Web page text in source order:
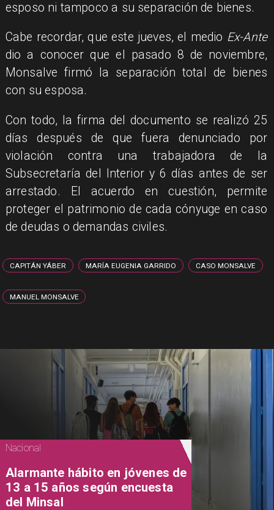
esposo ni tampoco a su separación de bienes.
Cabe recordar, que este jueves, el medio Ex-Ante
dio a conocer que el pasado 8 de noviembre,
Monsalve firmó la separación total de bienes
con su esposa.
Con todo, la firma del documento se realizó 25
días después de que fuera denunciado por
violación contra una trabajadora de la
Subsecretaría del Interior y 6 días antes de ser
arrestado. El acuerdo en cuestión, permite
proteger el patrimonio de cada cónyuge en caso
de deudas o demandas civiles.
CAPITÁN YÁBER MARÍA EUGENIA GARRIDO CASO MONSALVE
MANUEL MONSALVE
Nacional
Alarmante hábito en jóvenes de
13 a 15 años según encuesta
del Minsal